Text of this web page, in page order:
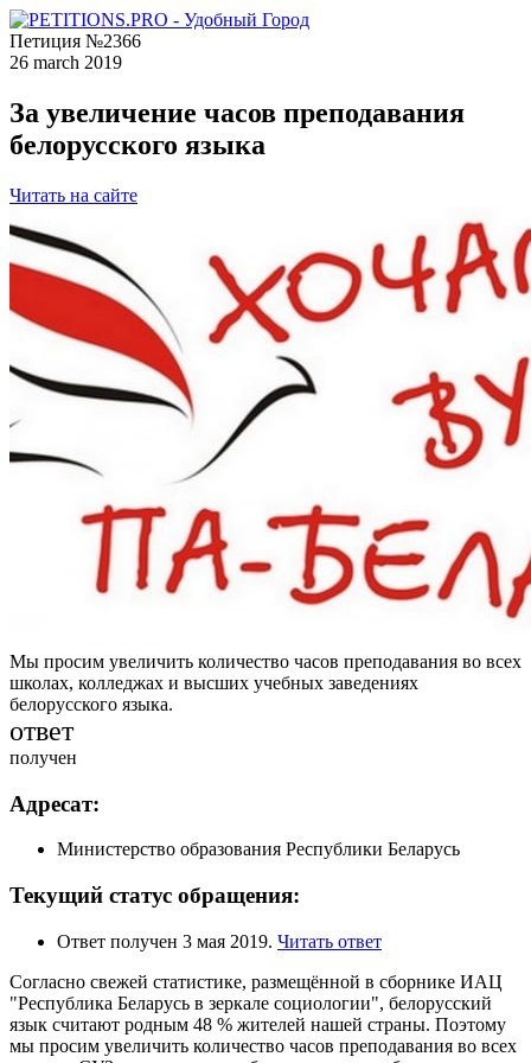
Петиция №2366
26 march 2019
За увеличение часов преподавания
белорусского языка
Читать на сайте
Мы просим увеличить количество часов преподавания во всех
школах, колледжах и высших учебных заведениях
белорусского языка.
ответ
получен
Адресат:
Министерство образования Республики Беларусь
Текущий статус обращения:
Ответ получен 3 мая 2019. Читать ответ
Согласно свежей статистике, размещённой в сборнике ИАЦ
"Республика Беларусь в зеркале социологии", белорусский
язык считают родным 48 % жителей нашей страны. Поэтому
мы просим увеличить количество часов преподавания во всех